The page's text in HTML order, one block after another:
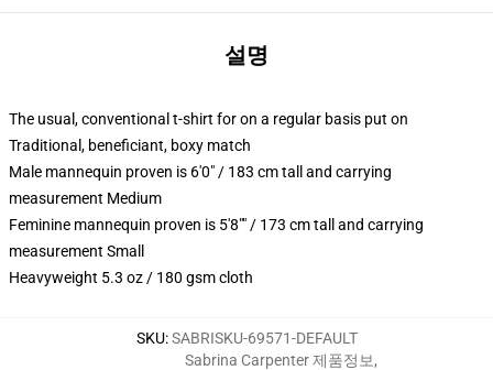
설명
The usual, conventional t-shirt for on a regular basis put on
Traditional, beneficiant, boxy match
Male mannequin proven is 6'0" / 183 cm tall and carrying
measurement Medium
Feminine mannequin proven is 5'8"" / 173 cm tall and carrying
measurement Small
Heavyweight 5.3 oz / 180 gsm cloth
SKU:SABRISKU-69571-DEFAULT
Sabrina Carpenter 제품정보,